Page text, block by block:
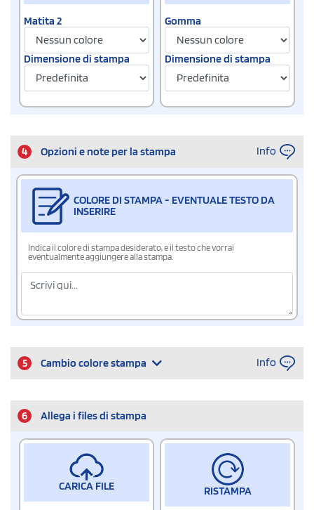
Matita 2
Dimensione di stampa
Gomma
Dimensione di stampa
4 Opzioni e note per la stampa Info
COLORE DI STAMPA - EVENTUALE TESTO DA
INSERIRE
Indica il colore di stampa desiderato, e il testo che vorrai
eventualmente aggiungere alla stampa.
5 Cambio colore stampa Info
6 Allega i files di stampa
CARICA FILE RISTAMPA